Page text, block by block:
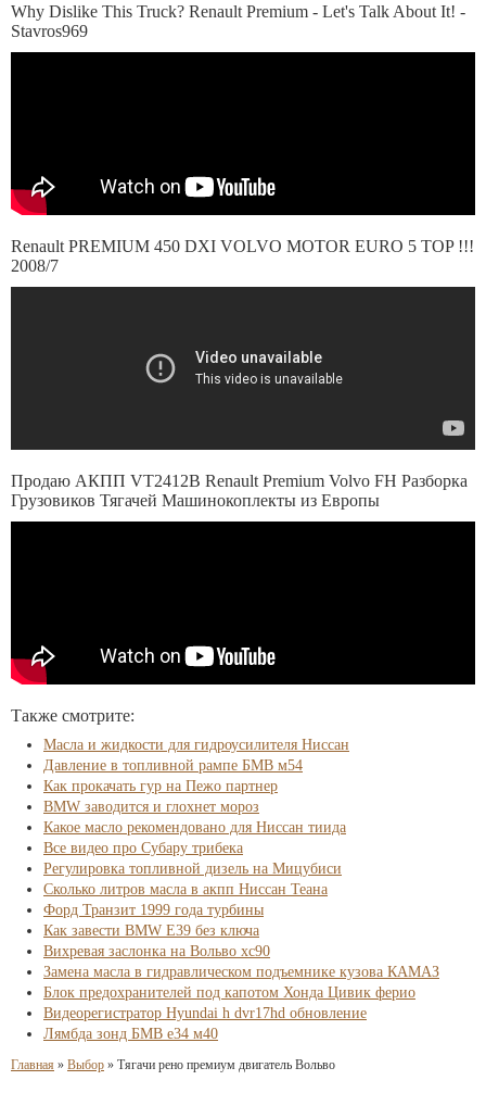
Why Dislike This Truck? Renault Premium - Let's Talk About It! -
Stavros969
Renault PREMIUM 450 DXI VOLVO MOTOR EURO 5 TOP !!!
2008/7
Продаю АКПП VT2412B Renault Premium Volvo FH Разборка
Грузовиков Тягачей Машинокоплекты из Европы
Также смотрите:
Масла и жидкости для гидроусилителя Ниссан
Давление в топливной рампе БМВ м54
Как прокачать гур на Пежо партнер
BMW заводится и глохнет мороз
Какое масло рекомендовано для Ниссан тиида
Все видео про Субару трибека
Регулировка топливной дизель на Мицубиси
Сколько литров масла в акпп Ниссан Теана
Форд Транзит 1999 года турбины
Как завести BMW E39 без ключа
Вихревая заслонка на Вольво xc90
Замена масла в гидравлическом подъемнике кузова КАМАЗ
Блок предохранителей под капотом Хонда Цивик ферио
Видеорегистратор Hyundai h dvr17hd обновление
Лямбда зонд БМВ е34 м40
Главная » Выбор » Тягачи рено премиум двигатель Вольво